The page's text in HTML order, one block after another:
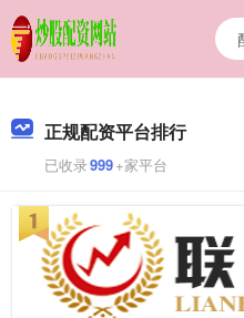
正规配资平台排行
已收录999+家平台